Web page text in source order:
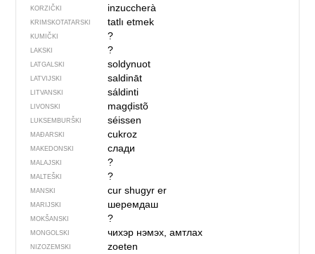
KORZIČKI inzuccherà
KRIMSKOTATARSKI tatlı etmek
KUMIČKI ?
LAKSKI ?
LATGALSKI soldynuot
LATVIJSKI saldināt
LITVANSKI sáldinti
LIVONSKI magḑistõ
LUKSEMBURŠKI séissen
MAĐARSKI cukroz
MAKEDONSKI слади
MALAJSKI ?
MALTEŠKI ?
MANSKI cur shugyr er
MARIJSKI шеремдаш
MOKŠANSKI ?
MONGOLSKI чихэр нэмэх, амтлах
NIZOZEMSKI zoeten